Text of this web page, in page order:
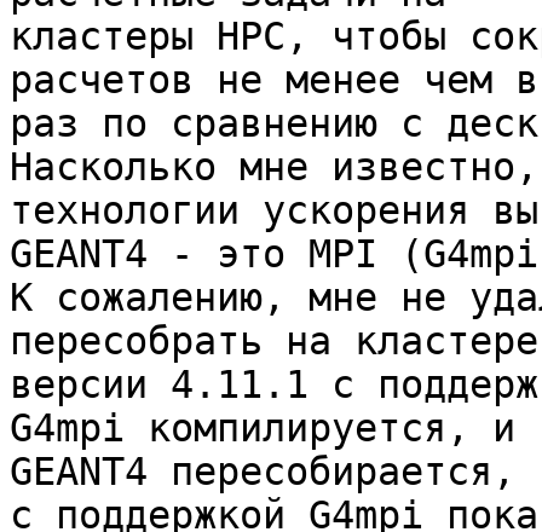
кластеры HPC, чтобы
расчетов не менее чем
раз по сравнению с
Насколько мне
технологии ускорения
GEANT4 - это MPI
К сожалению, мне не
пересобрать на кластере
версии 4.11.1 c
G4mpi компилируется, и
GEANT4
с поддержкой G4mpi пока